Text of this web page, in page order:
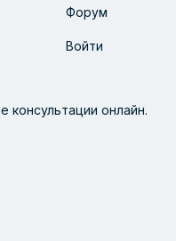
Форум
Войти
онлайн.